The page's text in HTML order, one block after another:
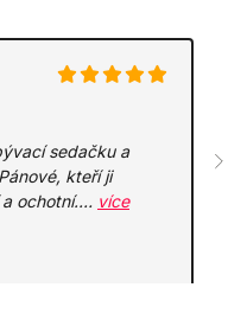
sedačku a
kteří ji
ochotní.… více